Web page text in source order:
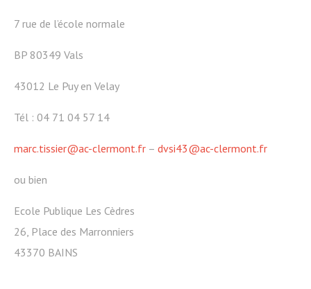
7 rue de l’école normale
BP 80349 Vals
43012 Le Puy en Velay
Tél : 04 71 04 57 14
marc.tissier@ac-clermont.fr – dvsi43@ac-clermont.fr
ou bien
Ecole Publique Les Cèdres
26, Place des Marronniers
43370 BAINS